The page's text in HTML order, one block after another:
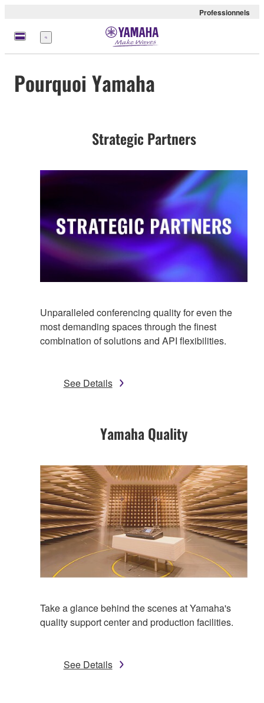
Professionnels
Menu
Pourquoi Yamaha
Strategic Partners
Unparalleled conferencing quality for even the
most demanding spaces through the finest
combination of solutions and API flexibilities.
See Details
Yamaha Quality
Take a glance behind the scenes at Yamaha's
quality support center and production facilities.
See Details